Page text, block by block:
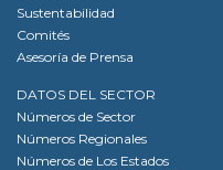
Sustentabilidad
Comités
Asesoría de Prensa
DATOS DEL SECTOR
Números de Sector
Números Regionales
Números de Los Estados